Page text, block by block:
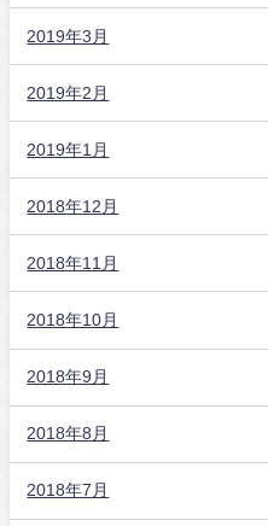
2019年3月
2019年2月
2019年1月
2018年12月
2018年11月
2018年10月
2018年9月
2018年8月
2018年7月